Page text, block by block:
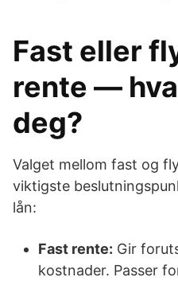
Fast eller
rente —
deg?
Valget mellom fast og
viktigste
lån:
Fast rente: Gir
kostnader. Passer